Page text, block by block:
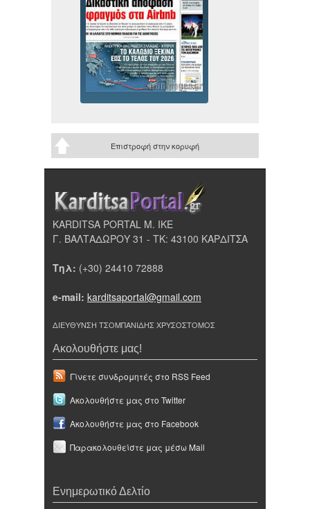
Επιστροφή στην κορυφή
KARDITSA PORTAL Μ. ΙΚΕ
Γ. ΒΑΛΤΑΔΩΡΟΥ 31 - ΤΚ: 43100 ΚΑΡΔΙΤΣΑ
Τηλ: (+30) 24410 72888
e-mail: karditsaportal@gmail.com
ΔΙΕΥΘΥΝΣΗ ΤΣΟΜΠΑΝΙΔΗΣ ΧΡΥΣΟΣΤΟΜΟΣ
Ακολουθήστε μας!
Γίνετε συνδρομητές στο RSS Feed
Ακολουθήστε μας στο Twitter
Ακολουθήστε μας στο Facebook
Παρακολουθείστε μας μέσω Mail
Ενημερωτικό Δελτίο